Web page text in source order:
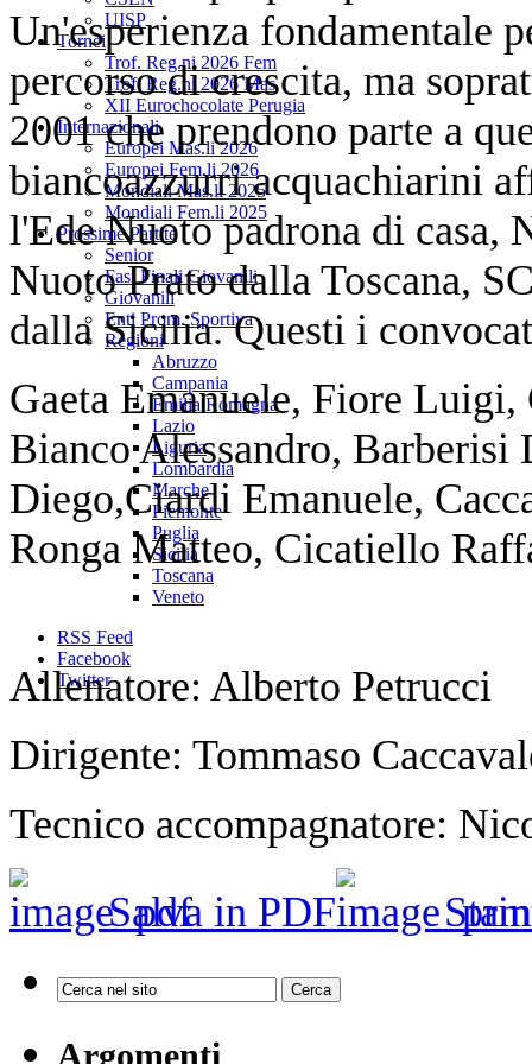
UISP
Tornei
Trof. Reg.ni 2026 Fem
Trof. Reg.ni 2026 Mas
XII Eurochocolate Perugia
Internazionali
Europei Mas.li 2026
Europei Fem.li 2026
Mondiali Mas.li 2025
Mondiali Fem.li 2025
Prossime Partite
Senior
Fasi Finali Giovanili
Giovanili
Enti Prom. Sportiva
Regioni
Abruzzo
Campania
Emilia Romagna
Lazio
Liguria
Lombardia
Marche
Piemonte
Puglia
Sicilia
Toscana
Veneto
RSS Feed
Facebook
Twitter
Un'esperienza fondamentale
percorso di crescita, ma
2001 che prendono parte a
biancoazzurri acquachiarini
l'Ede Nuoto padrona di casa,
Nuoto Prato dalla Toscana,
dalla Sicilia. Questi i
Gaeta Emanuele, Fiore
Bianco Alessandro,
Diego,Ciardi Emanuele,
Ronga Matteo, Cicatiello
Allenatore: Alberto Petrucci
Dirigente: Tommaso
Tecnico accompagnatore:
Salva in PDF
Argomenti